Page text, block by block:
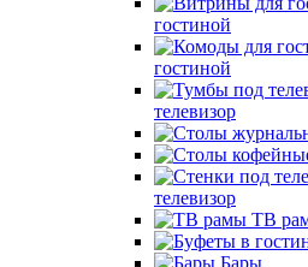
гостиной
гостиной
телевизор
телевизор
ТВ
Бары